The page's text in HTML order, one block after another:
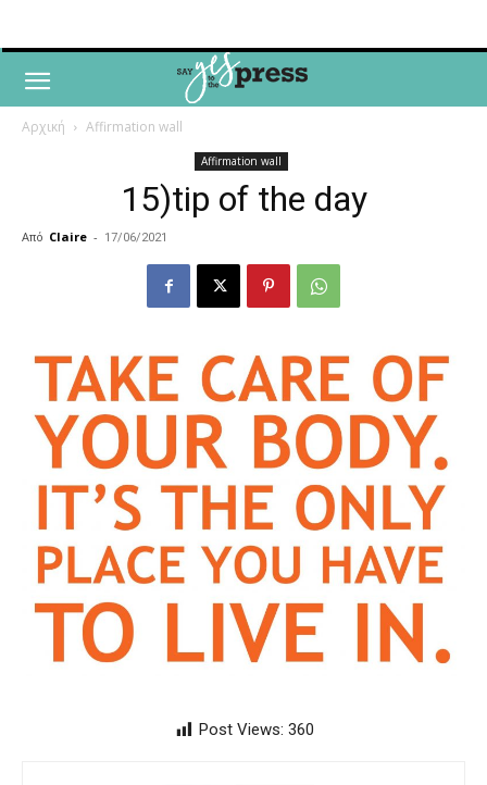
Αρχική Affirmation wall
Affirmation wall
15)tip of the day
Από Claire - 17/06/2021
Post Views: 360